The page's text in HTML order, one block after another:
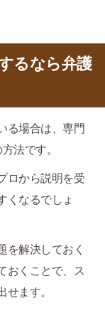
るなら弁護
る場合は、専門
法です。
ロから説明を受
くなるでしょ
を解決しておく
おくことで、ス
ます。